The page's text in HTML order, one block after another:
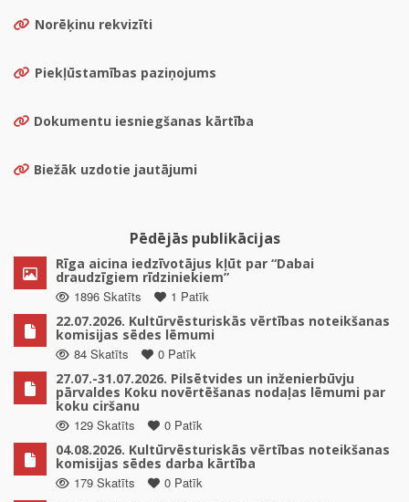
Norēķinu rekvizīti
Piekļūstamības paziņojums
Dokumentu iesniegšanas kārtība
Biežāk uzdotie jautājumi
Pēdējās publikācijas
Rīga aicina iedzīvotājus kļūt par “Dabai
draudzīgiem rīdziniekiem”
1896 Skatīts
1 Patīk
22.07.2026. Kultūrvēsturiskās vērtības noteikšanas
komisijas sēdes lēmumi
84 Skatīts
0 Patīk
27.07.-31.07.2026. Pilsētvides un inženierbūvju
pārvaldes Koku novērtēšanas nodaļas lēmumi par
koku ciršanu
129 Skatīts
0 Patīk
04.08.2026. Kultūrvēsturiskās vērtības noteikšanas
komisijas sēdes darba kārtība
179 Skatīts
0 Patīk